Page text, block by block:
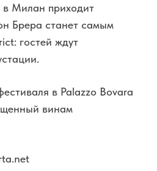
в Милан приходит
Брера станет самым
гостей ждут
в Palazzo Bovara
винам